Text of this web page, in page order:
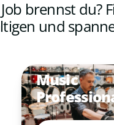
brennst du?
und
Music